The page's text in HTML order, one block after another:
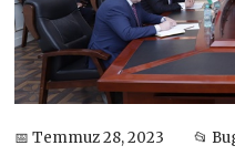
📅 Temmuz 28, 2023 📂